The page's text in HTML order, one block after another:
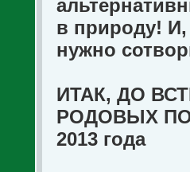
в природу!
нужно
ИТАК, ДО
РОДОВЫХ
2013 года